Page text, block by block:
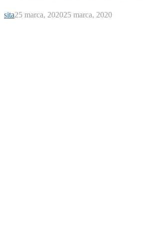
sita25 marca, 202025 marca, 2020